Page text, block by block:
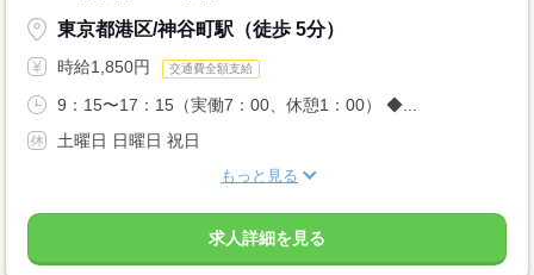
東京都港区/神谷町駅（徒歩 5分）
時給1,850円 交通費全額支給
9：15〜17：15（実働7：00、休憩1：00） ◆...
土曜日 日曜日 祝日
もっと見る
求人詳細を見る